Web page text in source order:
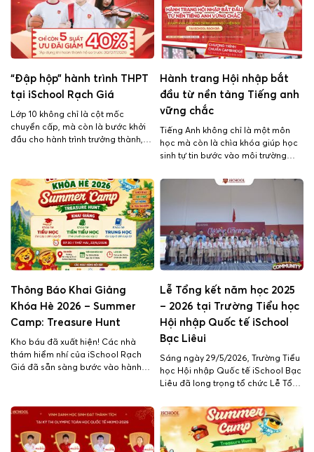
Trường Tiểu học Hội nhập Quốc tế
[…]
“Đập hộp” hành trình THPT
tại iSchool Rạch Giá
Lớp 10 không chỉ là cột mốc
chuyển cấp, mà còn là bước khởi
đầu cho hành trình trưởng thành,
tương lai. Tại iSchool Rạch Giá,
học sinh được học tập trong môi
trường hiện đại, năng động, nơi
mỗi ngày đến trường […]
Hành trang Hội nhập bắt
đầu từ nền tảng Tiếng anh
vững chắc
Tiếng Anh không chỉ là một môn
học mà còn là chìa khóa giúp học
sinh tự tin bước vào môi trường
iSchool Rạch Giá, các em được
chắc thông qua chương trình học
hiện đại, môi trường thực hành […]
Thông Báo Khai Giảng
Khóa Hè 2026 – Summer
Camp: Treasure Hunt
Kho báu đã xuất hiện! Các nhà
thám hiểm nhí của iSchool Rạch
Giá đã sẵn sàng bước vào hành
nghiệm mới và mỗi thử thách đều
mang đến một “kho báu” riêng
chưa nào? Trường Hội nhập Quốc
tế […]
Lễ Tổng kết năm học 2025
– 2026 tại Trường Tiểu học
Hội nhập Quốc tế iSchool
Bạc Liêui
Sáng ngày 29/5/2026, Trường Tiểu
học Hội nhập Quốc tế iSchool Bạc
Liêu đã long trọng tổ chức Lễ Tổng
không khí trang trọng, ấm áp và
ngập tràn cảm xúc. Buổi lễ là dịp
để thầy và trò cùng nhìn lại hành
trình một năm học đầy […]